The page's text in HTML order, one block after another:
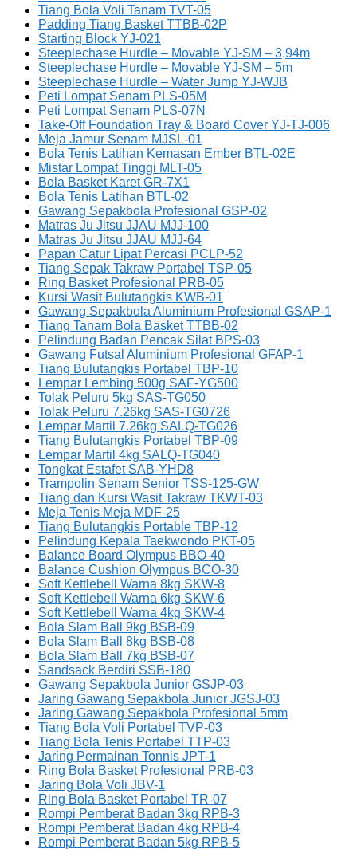
Tiang Bola Voli Tanam TVT-05
Padding Tiang Basket TTBB-02P
Starting Block YJ-021
Steeplechase Hurdle – Movable YJ-SM – 3,94m
Steeplechase Hurdle – Movable YJ-SM – 5m
Steeplechase Hurdle – Water Jump YJ-WJB
Peti Lompat Senam PLS-05M
Peti Lompat Senam PLS-07N
Take-Off Foundation Tray & Board Cover YJ-TJ-006
Meja Jamur Senam MJSL-01
Bola Tenis Latihan Kemasan Ember BTL-02E
Mistar Lompat Tinggi MLT-05
Bola Basket Karet GR-7X1
Bola Tenis Latihan BTL-02
Gawang Sepakbola Profesional GSP-02
Matras Ju Jitsu JJAU MJJ-100
Matras Ju Jitsu JJAU MJJ-64
Papan Catur Lipat Percasi PCLP-52
Tiang Sepak Takraw Portabel TSP-05
Ring Basket Profesional PRB-05
Kursi Wasit Bulutangkis KWB-01
Gawang Sepakbola Aluminium Profesional GSAP-1
Tiang Tanam Bola Basket TTBB-02
Pelindung Badan Pencak Silat BPS-03
Gawang Futsal Aluminium Profesional GFAP-1
Tiang Bulutangkis Portabel TBP-10
Lempar Lembing 500g SAF-YG500
Tolak Peluru 5kg SAS-TG050
Tolak Peluru 7.26kg SAS-TG0726
Lempar Martil 7.26kg SALQ-TG026
Tiang Bulutangkis Portabel TBP-09
Lempar Martil 4kg SALQ-TG040
Tongkat Estafet SAB-YHD8
Trampolin Senam Senior TSS-125-GW
Tiang dan Kursi Wasit Takraw TKWT-03
Meja Tenis Meja MDF-25
Tiang Bulutangkis Portable TBP-12
Pelindung Kepala Taekwondo PKT-05
Balance Board Olympus BBO-40
Balance Cushion Olympus BCO-30
Soft Kettlebell Warna 8kg SKW-8
Soft Kettlebell Warna 6kg SKW-6
Soft Kettlebell Warna 4kg SKW-4
Bola Slam Ball 9kg BSB-09
Bola Slam Ball 8kg BSB-08
Bola Slam Ball 7kg BSB-07
Sandsack Berdiri SSB-180
Gawang Sepakbola Junior GSJP-03
Jaring Gawang Sepakbola Junior JGSJ-03
Jaring Gawang Sepakbola Profesional 5mm
Tiang Bola Voli Portabel TVP-03
Tiang Bola Tenis Portabel TTP-03
Jaring Permainan Tonnis JPT-1
Ring Bola Basket Profesional PRB-03
Jaring Bola Voli JBV-1
Ring Bola Basket Portabel TR-07
Rompi Pemberat Badan 3kg RPB-3
Rompi Pemberat Badan 4kg RPB-4
Rompi Pemberat Badan 5kg RPB-5